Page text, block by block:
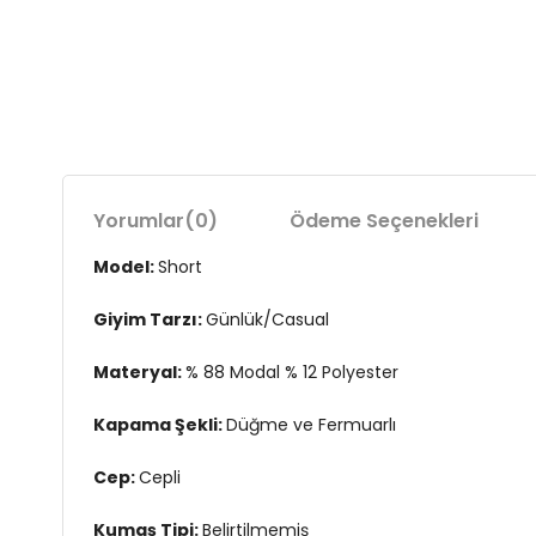
Yorumlar(0) Ödeme Seçenekleri
Model:Short
Giyim Tarzı:Günlük/Casual
Materyal:% 88 Modal % 12 Polyester
Kapama Şekli:Düğme ve Fermuarlı
Cep:Cepli
Kumaş Tipi:Belirtilmemiş